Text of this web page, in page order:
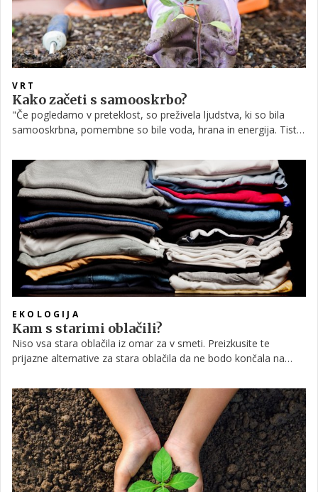
VRT
Kako začeti s samooskrbo?
"Če pogledamo v preteklost, so preživela ljudstva, ki so bila
samooskrbna, pomembne so bile voda, hrana in energija. Tisti,
tako da je povezava med samooskrbo in preživetjem zelo
močna, bolj, kot si mislimo danes v tem globalnem svetu, ko je
prav globalizem za ceno kapitala odvzel priložnosti
samooskrbe," mi v pogovoru o tem, kako je samooskrba
pomembna, razloži doktorica znanosti Ana Vovk Korže.
EKOLOGIJA
Kam s starimi oblačili?
Niso vsa stara oblačila iz omar za v smeti. Preizkusite te
prijazne alternative za stara oblačila da ne bodo končala na